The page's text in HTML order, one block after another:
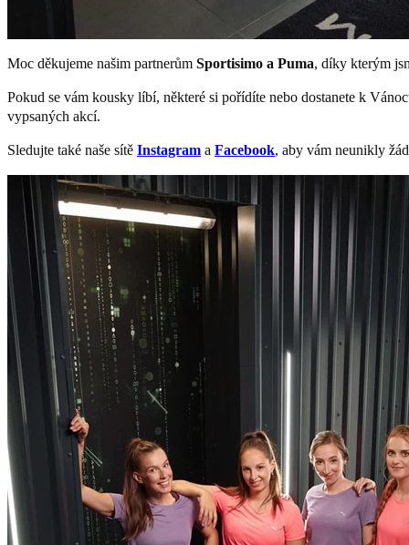
Moc děkujeme našim partnerům Sportisimo a Puma, díky kterým
Pokud se vám kousky líbí, některé si pořídíte nebo dostanete k
vypsaných akcí.
Sledujte také naše sítě Instagram a Facebook, aby vám neunikly